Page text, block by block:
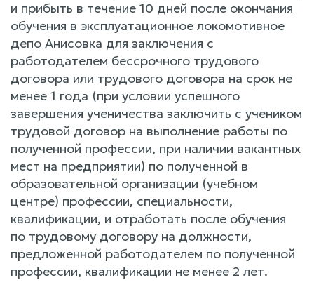
и прибыть в течение 10 дней после окончания
обучения в эксплуатационное локомотивное
депо Анисовка для заключения с
работодателем бессрочного трудового
договора или трудового договора на срок не
менее 1 года (при условии успешного
завершения ученичества заключить с учеником
трудовой договор на выполнение работы по
полученной профессии, при наличии вакантных
мест на предприятии) по полученной в
образовательной организации (учебном
центре) профессии, специальности,
квалификации, и отработать после обучения
по трудовому договору на должности,
предложенной работодателем по полученной
профессии, квалификации не менее 2 лет.